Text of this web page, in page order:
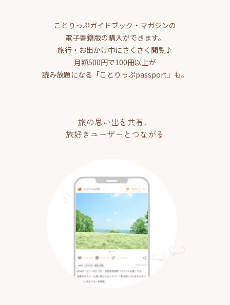
ことりっぷガイドブック・マガジンの
電子書籍版の購入ができます。
旅行・お出かけ中にさくさく閲覧♪
月額500円で100冊以上が
読み放題になる「ことりっぷpassport」も。
旅の思い出を共有、
旅好きユーザーとつながる